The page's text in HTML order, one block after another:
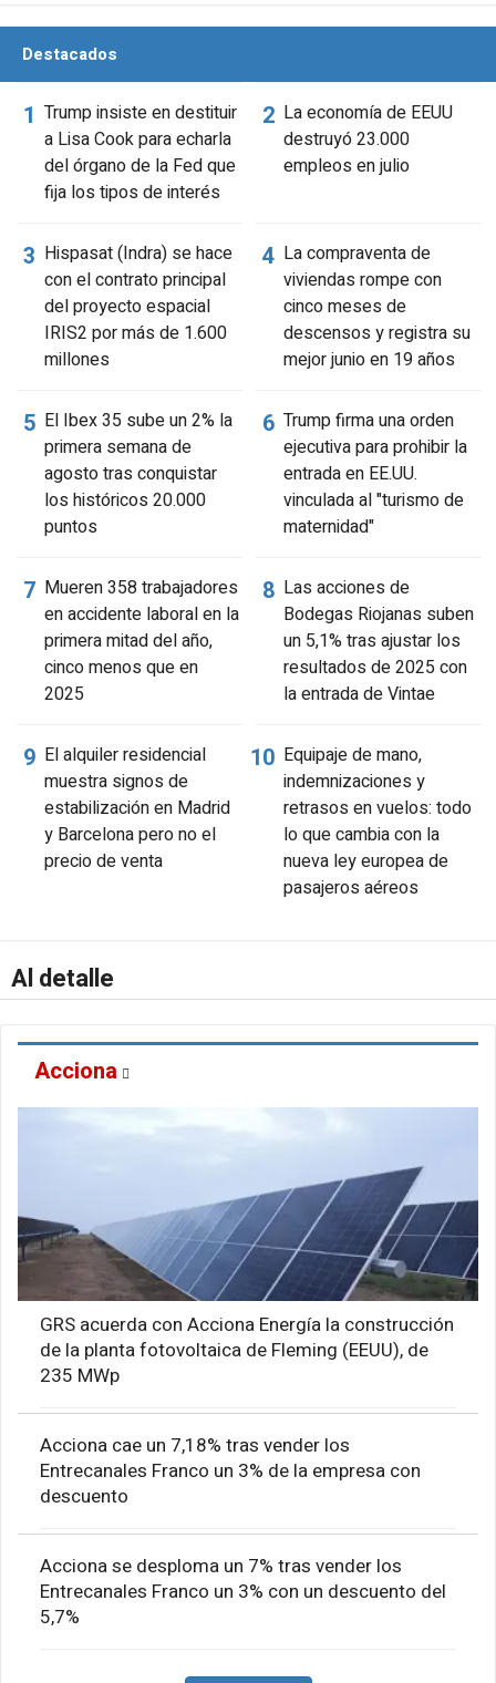
Destacados
Trump insiste en destituir
a Lisa Cook para echarla
del órgano de la Fed que
fija los tipos de interés
La economía de EEUU
destruyó 23.000
empleos en julio
Hispasat (Indra) se hace
con el contrato principal
del proyecto espacial
IRIS2 por más de 1.600
millones
La compraventa de
viviendas rompe con
cinco meses de
descensos y registra su
mejor junio en 19 años
El Ibex 35 sube un 2% la
primera semana de
agosto tras conquistar
los históricos 20.000
puntos
Trump firma una orden
ejecutiva para prohibir la
entrada en EE.UU.
vinculada al "turismo de
maternidad"
Mueren 358 trabajadores
en accidente laboral en la
primera mitad del año,
cinco menos que en
2025
Las acciones de
Bodegas Riojanas suben
un 5,1% tras ajustar los
resultados de 2025 con
la entrada de Vintae
El alquiler residencial
muestra signos de
estabilización en Madrid
y Barcelona pero no el
precio de venta
Equipaje de mano,
indemnizaciones y
retrasos en vuelos: todo
lo que cambia con la
nueva ley europea de
pasajeros aéreos
Al detalle
Acciona
GRS acuerda con Acciona Energía la construcción
de la planta fotovoltaica de Fleming (EEUU), de
235 MWp
Acciona cae un 7,18% tras vender los
Entrecanales Franco un 3% de la empresa con
descuento
Acciona se desploma un 7% tras vender los
Entrecanales Franco un 3% con un descuento del
5,7%